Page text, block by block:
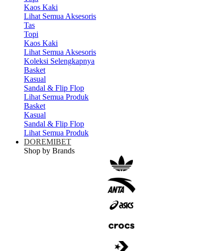
Kaos Kaki
Lihat Semua Aksesoris
Tas
Topi
Kaos Kaki
Lihat Semua Aksesoris
Koleksi Selengkapnya
Basket
Kasual
Sandal & Flip Flop
Lihat Semua Produk
Basket
Kasual
Sandal & Flip Flop
Lihat Semua Produk
DOREMIBET
Shop by Brands